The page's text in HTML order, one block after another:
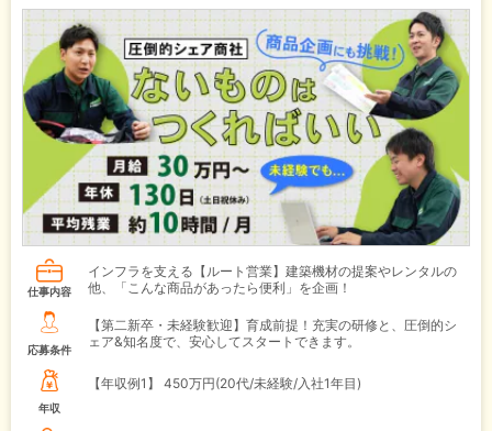
仕事内容
インフラを支える【ルート営業】建築機材の提案やレンタルの
他、「こんな商品があったら便利」を企画！
応募条件
【第二新卒・未経験歓迎】育成前提！充実の研修と、圧倒的シ
ェア&知名度で、安心してスタートできます。
年収
【年収例1】 450万円(20代/未経験/入社1年目)